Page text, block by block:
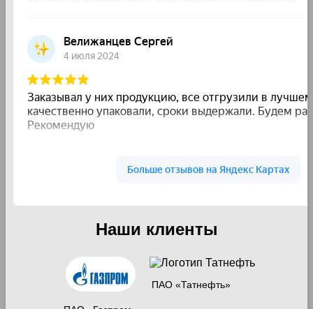
Наши клиенты
ПАО «Татнефть»